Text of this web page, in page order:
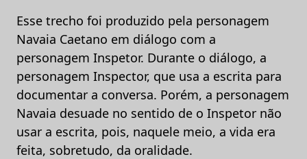
Esse trecho foi produzido pela personagem
Navaia Caetano em diálogo com a
personagem Inspetor. Durante o diálogo, a
personagem Inspector, que usa a escrita para
documentar a conversa. Porém, a personagem
Navaia desuade no sentido de o Inspetor não
usar a escrita, pois, naquele meio, a vida era
feita, sobretudo, da oralidade.